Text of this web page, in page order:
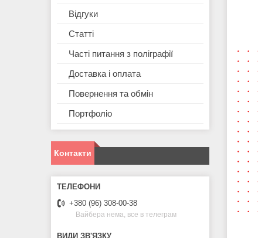
Відгуки
Статті
Часті питання з поліграфії
Доставка і оплата
Повернення та обмін
Портфоліо
Контакти
+380 (96) 308-00-38
Вайбера нема, все в телеграм